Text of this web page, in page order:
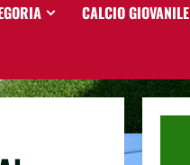
CALCIO GIOVANILE